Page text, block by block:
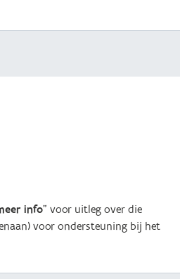
info" voor uitleg over die
voor ondersteuning bij het